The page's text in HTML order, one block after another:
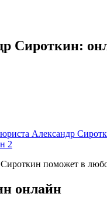
Сироткин:
поможет в
онлайн